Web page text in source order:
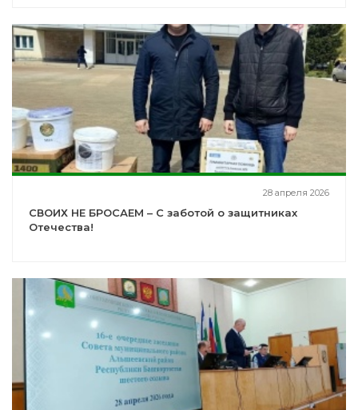
28 апреля 2026
СВОИХ НЕ БРОСАЕМ – С заботой о защитниках
Отечества!